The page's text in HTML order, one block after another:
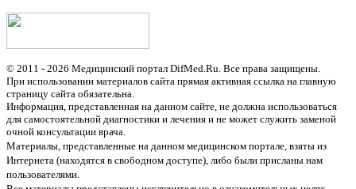
© 2011 - 2026 Медицинский портал DifMed.Ru. Все права защищены.
При использовании материалов сайта прямая активная ссылка на главную
страницу сайта обязательна.
Информация, представленная на данном сайте, не должна использоваться
для самостоятельной диагностики и лечения и не может служить заменой
очной консультации врача.
Материалы, представленные на данном медицинском портале, взяты из
Интернета (находятся в свободном доступе), либо были присланы нам
пользователями.